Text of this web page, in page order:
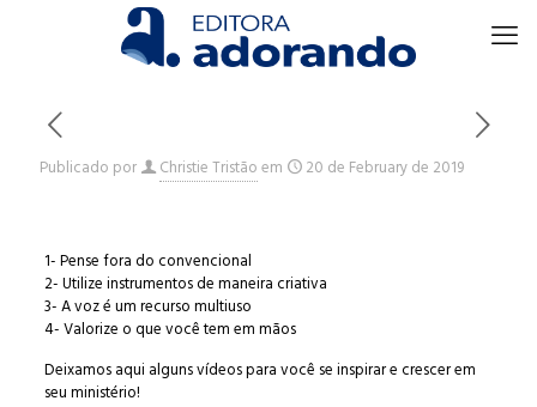
Publicado por Christie Tristãoem 20 de February de 2019
1- Pense fora do convencional
2- Utilize instrumentos de maneira criativa
3- A voz é um recurso multiuso
4- Valorize o que você tem em mãos
Deixamos aqui alguns vídeos para você se inspirar e crescer em
seu ministério!